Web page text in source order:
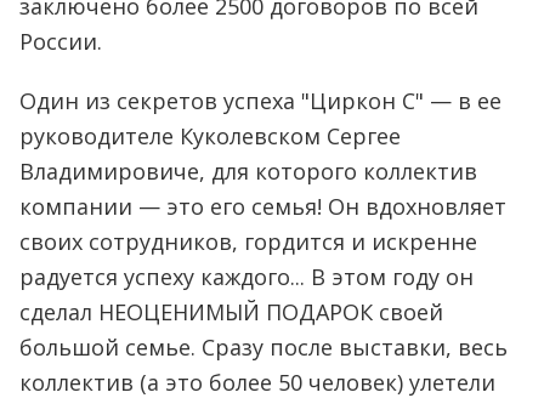
заключено более 2500 договоров по всей
России.
Один из секретов успеха "Циркон С" — в ее
руководителе Куколевском Сергее
Владимировиче, для которого коллектив
компании — это его семья! Он вдохновляет
своих сотрудников, гордится и искренне
радуется успеху каждого... В этом году он
сделал НЕОЦЕНИМЫЙ ПОДАРОК своей
большой семье. Сразу после выставки, весь
коллектив (а это более 50 человек) улетели